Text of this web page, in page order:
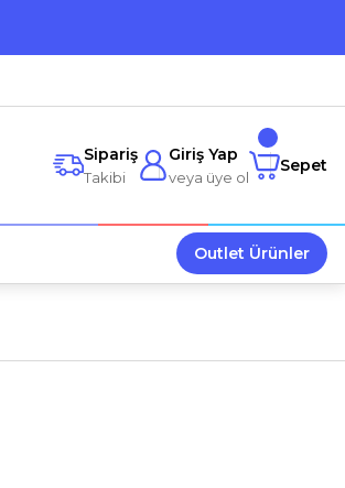
Sipariş
Takibi
Giriş Yap
veya üye ol
Sepet
Outlet Ürünler